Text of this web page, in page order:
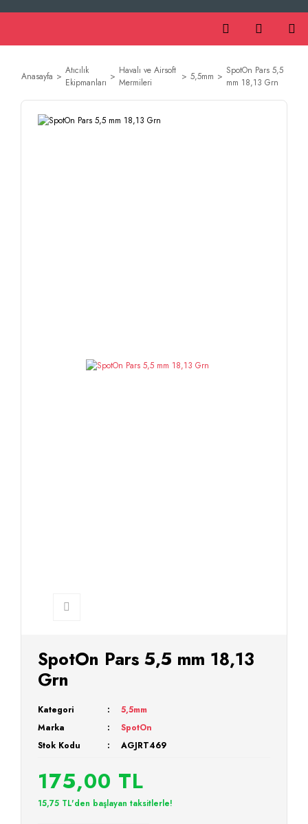
Anasayfa
Atıcılık
Ekipmanları
Havalı ve Airsoft
Mermileri
5,5mm
SpotOn Pars 5,5
mm 18,13 Grn
SpotOn Pars 5,5 mm 18,13
Grn
Kategori
5,5mm
Marka
SpotOn
Stok Kodu
AGJRT469
175,00 TL
15,75 TL'den başlayan taksitlerle!